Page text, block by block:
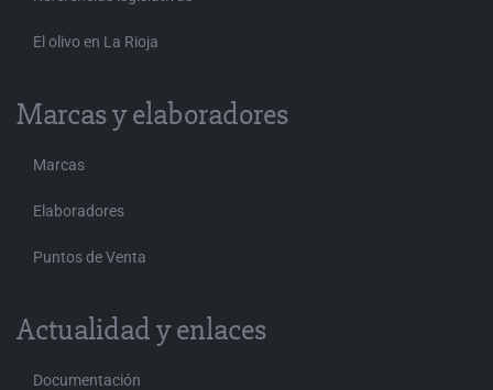
El olivo en La Rioja
Marcas y elaboradores
Marcas
Elaboradores
Puntos de Venta
Actualidad y enlaces
Documentación